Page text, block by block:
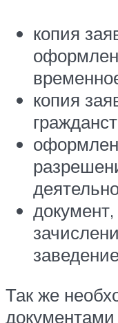
копия
копия
Так же